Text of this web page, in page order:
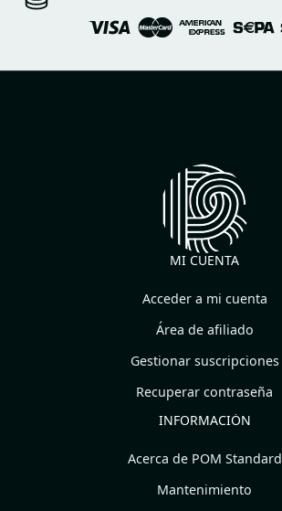
MI CUENTA
Acceder a mi cuenta
Área de afiliado
Gestionar suscripciones
Recuperar contraseña
INFORMACIÓN
Acerca de POM Standard
Mantenimiento